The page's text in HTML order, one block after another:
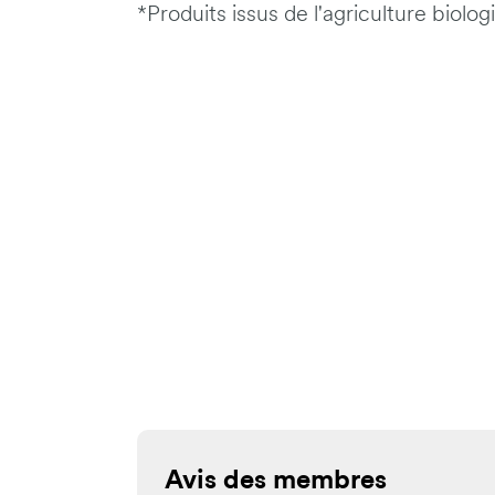
*Produits issus de l'agriculture
Avis des membres